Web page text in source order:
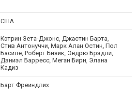
США
Кэтрин Зета-Джонс, Джастин Барта,
Стив Антонуччи, Марк Алан Остин, Пол
Басиле, Роберт Бизик, Эндрю Брэдли,
Дэниэл Барресс, Меган Бирн, Элана
Кадиз
Барт Фрейндлих